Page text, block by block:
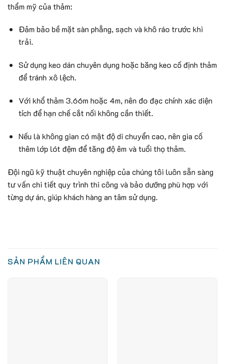
thẩm mỹ của thảm:
Đảm bảo bề mặt sàn phẳng, sạch và khô ráo trước khi
trải.
Sử dụng keo dán chuyên dụng hoặc băng keo cố định thảm
để tránh xô lệch.
Với khổ thảm 3.66m hoặc 4m, nên đo đạc chính xác diện
tích để hạn chế cắt nối không cần thiết.
Nếu là không gian có mật độ di chuyển cao, nên gia cố
thêm lớp lót đệm để tăng độ êm và tuổi thọ thảm.
Đội ngũ kỹ thuật chuyên nghiệp của chúng tôi luôn sẵn sàng
tư vấn chi tiết quy trình thi công và bảo dưỡng phù hợp với
từng dự án, giúp khách hàng an tâm sử dụng.
SẢN PHẨM LIÊN QUAN